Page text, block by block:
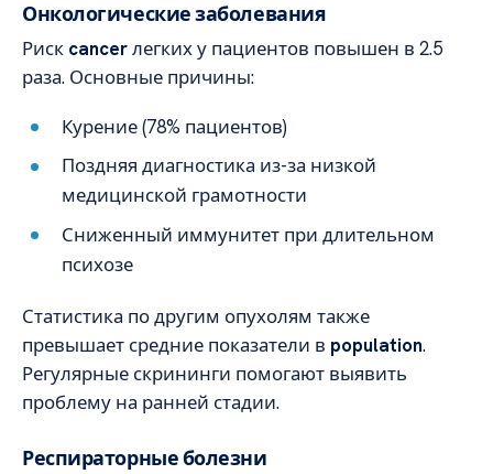
Онкологические заболевания
Риск cancerлегких у пациентов повышен в 2.5
раза. Основные причины:
Курение (78% пациентов)
Поздняя диагностика из-за низкой
медицинской грамотности
Сниженный иммунитет при длительном
психозе
Статистика по другим опухолям также
превышает средние показатели в population.
Регулярные скрининги помогают выявить
проблему на ранней стадии.
Респираторные болезни